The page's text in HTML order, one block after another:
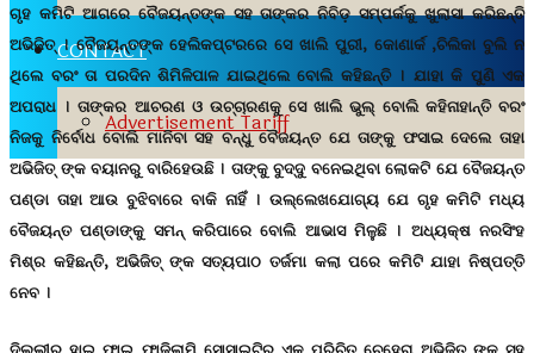
CONTACT
Advertisement Tariff
ଗୃହ କମିଟି ଆଗରେ ବୈଜୟନ୍ତଙ୍କ ସହ ତାଙ୍କର ନିବିଡ଼ ସମ୍ପର୍କକୁ ଖୁଲାସା କରିଛନ୍ତି
ଅଭିଜିତ୍ । ବୈଜୟନ୍ତଙ୍କ ହେଲିକପ୍ଟରରେ ସେ ଖାଲି ପୁରୀ, କୋଣାର୍କ ,ଚିଲିକା ବୁଲି ନ
ଥିଲେ ବରଂ ତା ପରଦିନ ଶିମିଳିପାଳ ଯାଇଥିଲେ ବୋଲି କହିଛନ୍ତି । ଯାହା କି ପୁଣି ଏକ
ଅପରାଧ । ତାଙ୍କର ଆଚରଣ ଓ ଉଚ୍ଚାରଣକୁ ସେ ଖାଲି ଭୁଲ୍ ବୋଲି କହିନାହାନ୍ତି ବରଂ
ନିଜକୁ ନିର୍ବୋଧ ବୋଲି ମାନିବା ସହ ବନ୍ଧୁ ବୈଜୟନ୍ତ ଯେ ତାଙ୍କୁ ଫସାଇ ଦେଲେ ତାହା
ଅଭିଜିତ୍ ଙ୍କ ବୟାନରୁ ବାରିହେଉଛି । ତାଙ୍କୁ ବୁଦ୍ଦୁ ବନେଇଥିବା ଲୋକଟି ଯେ ବୈଜୟନ୍ତ
ପଣ୍ଡା ତାହା ଆଉ ବୁଝିବାରେ ବାକି ନାହିଁ । ଉଲ୍ଲେଖଯୋଗ୍ୟ ଯେ ଗୃହ କମିଟି ମଧ୍ୟ
ବୈଜୟନ୍ତ ପଣ୍ଡାଙ୍କୁ ସମନ୍ କରିପାରେ ବୋଲି ଆଭାସ ମିଳୁଛି । ଅଧ୍ୟକ୍ଷ ନରସିଂହ
ମିଶ୍ର କହିଛନ୍ତି, ଅଭିଜିତ୍ ଙ୍କ ସତ୍ୟପାଠ ତର୍ଜମା କଲା ପରେ କମିଟି ଯାହା ନିଷ୍ପତ୍ତି
ନେବ ।